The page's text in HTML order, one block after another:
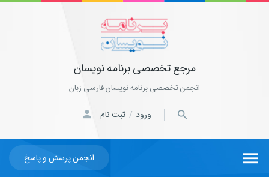
مرجع تخصصی برنامه نویسان
انجمن تخصصی برنامه نویسان فارسی زبان
ورود / ثبت نام
انجمن پرسش و پاسخ